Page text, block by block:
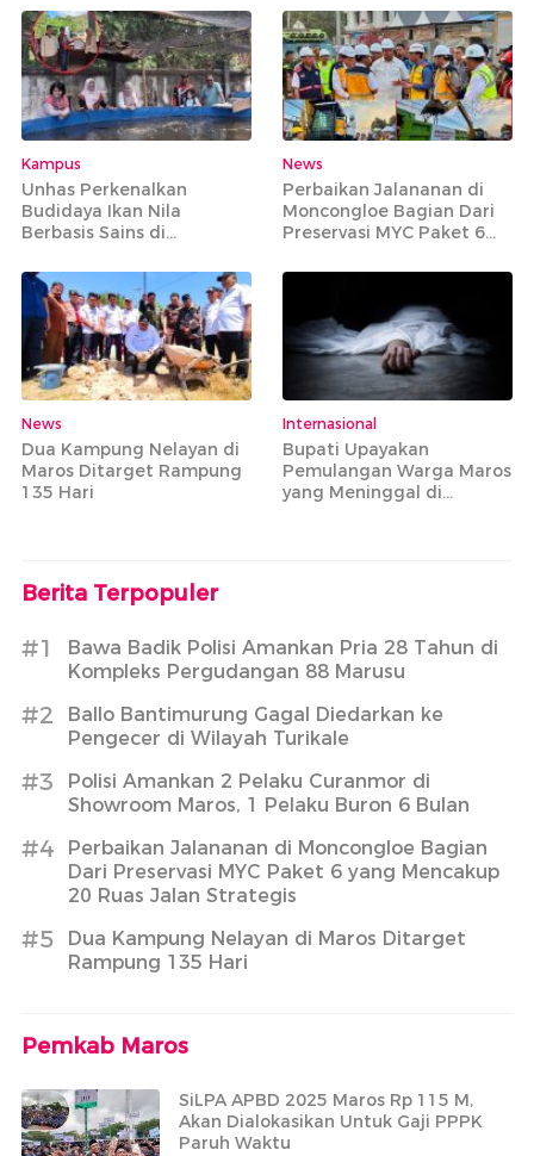
Kampus
Unhas Perkenalkan
Budidaya Ikan Nila
Berbasis Sains di
News
Perbaikan Jalananan di
Moncongloe Bagian Dari
Preservasi MYC Paket 6
Jalan Strategis
News
Dua Kampung Nelayan di
Maros Ditarget Rampung
135 Hari
Internasional
Bupati Upayakan
Pemulangan Warga Maros
yang Meninggal di
Berita Terpopuler
#1
Bawa Badik Polisi Amankan Pria 28 Tahun di
Kompleks Pergudangan 88 Marusu
#2
Ballo Bantimurung Gagal Diedarkan ke
Pengecer di Wilayah Turikale
#3
Polisi Amankan 2 Pelaku Curanmor di
Showroom Maros, 1 Pelaku Buron 6 Bulan
#4
Perbaikan Jalananan di Moncongloe Bagian
Dari Preservasi MYC Paket 6 yang Mencakup
20 Ruas Jalan Strategis
#5
Dua Kampung Nelayan di Maros Ditarget
Rampung 135 Hari
Pemkab Maros
SiLPA APBD 2025 Maros Rp 115 M,
Akan Dialokasikan Untuk Gaji PPPK
Paruh Waktu